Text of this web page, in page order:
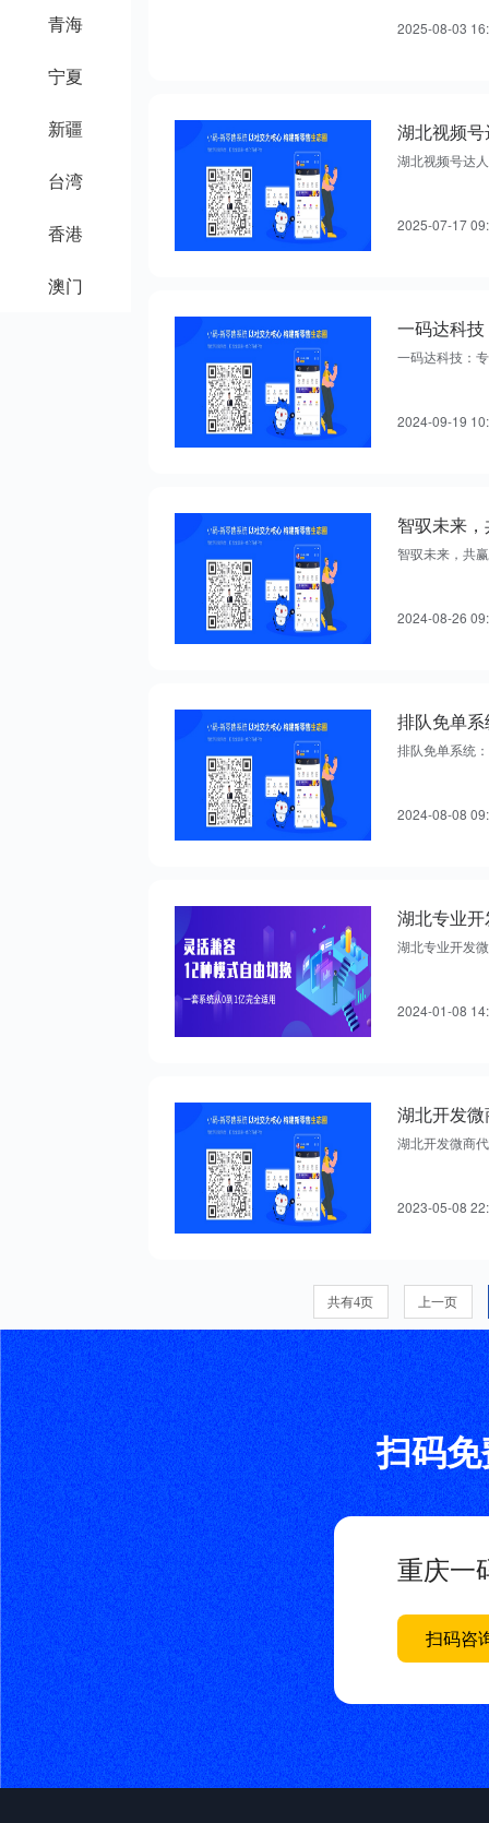
青海
宁夏
新疆
台湾
香港
澳门
2025-08-03
湖北视频
湖北视频号达
2025-07-17
一码达科技：
2024-09-19
智驭未来
智驭未来，共
2024-08-26
排队免单
排队免单系统
2024-08-08
湖北专业
湖北专业开发
2024-01-08
湖北开发微商
2023-05-08
共有4页 上一页
扫码
重庆一
扫码咨